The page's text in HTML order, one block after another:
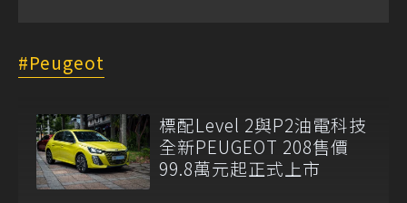
Peugeot
標配Level 2與P2油電科技
全新PEUGEOT 208售價
99.8萬元起正式上市